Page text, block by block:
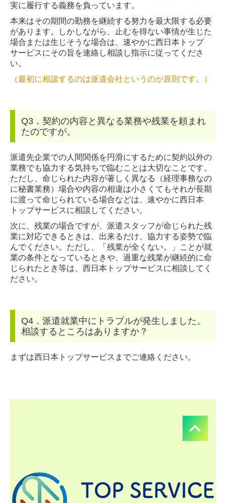
実に履行する義務を負っています。
本来はその期間の勤務を継続する努力を最大限する必要
があります。しかしながら、止むを得ない事情が生じた
場合または生じそうな場合は、速やかに西日本トップ
サービスにその旨を連絡し相談し指示に従ってくださ
い。
（最初に相談するのは派遣会社というのが原則です。）
Q3．契約の内容と異なる業務や残業を頼まれ
たのですが。
派遣先企業での人間関係を円滑にするために契約以外の
業務でも協力する気持ちで臨むことは大切なことです。
ただし、命じられた内容が著しく異なる（経理事務なの
に秘書業務）場合や内容の相違は小さくてもそれが長期
に渡って命じられている場合などは、速やかに西日本
トップサービスに相談してください。
次に、残業の場合ですが、派遣スタッフが命じられた残
業に対応できるときは、出来るだけ、協力する姿勢で臨
んでください。ただし、「残業が全くない。」ことが就
業の条件となっているときや、過重な残業が継続的に命
じられたとき等は、西日本トップサービスに相談してく
ださい。
Q4．派遣就業中にトラブルが発生しました。
相談するところはありますか？
まずは西日本トップサービスまでご連絡ください。